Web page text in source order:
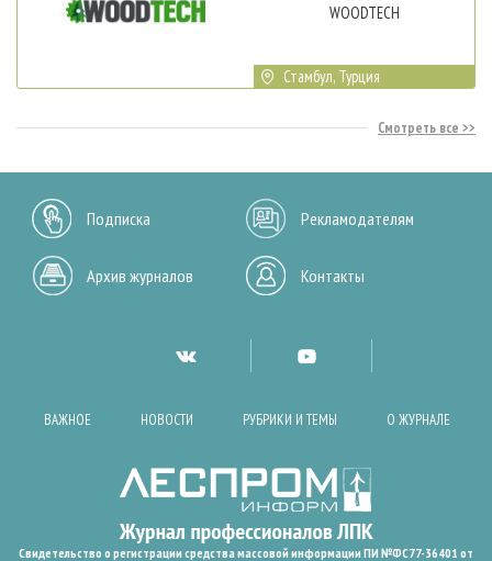
WOODTECH
Стамбул, Турция
Смотреть все
Подписка Рекламодателям
Архив журналов Контакты
ВАЖНОЕ НОВОСТИ РУБРИКИ И ТЕМЫ О ЖУРНАЛЕ
Свидетельство о регистрации средства массовой информации ПИ №ФС77-36401 от